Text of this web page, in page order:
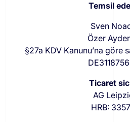
Temsil
Sven
Özer
§27a KDV Kanunu’na göre
Ticaret
AG
HRB: